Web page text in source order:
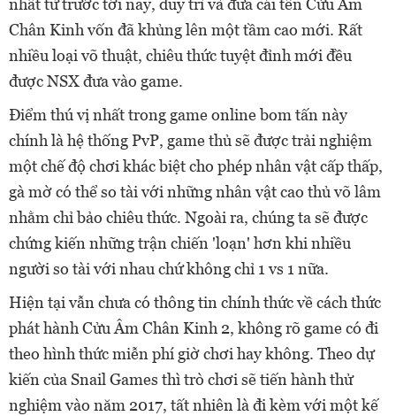
nhất từ trước tới nay, duy trì và đưa cái tên Cửu Âm
Chân Kinh vốn đã khủng lên một tầm cao mới. Rất
nhiều loại võ thuật, chiêu thức tuyệt đỉnh mới đều
được NSX đưa vào game.
Điểm thú vị nhất trong game online bom tấn này
chính là hệ thống PvP, game thủ sẽ được trải nghiệm
một chế độ chơi khác biệt cho phép nhân vật cấp thấp,
gà mờ có thể so tài với những nhân vật cao thủ võ lâm
nhằm chỉ bảo chiêu thức. Ngoài ra, chúng ta sẽ được
chứng kiến những trận chiến 'loạn' hơn khi nhiều
người so tài với nhau chứ không chỉ 1 vs 1 nữa.
Hiện tại vẫn chưa có thông tin chính thức về cách thức
phát hành Cửu Âm Chân Kinh 2, không rõ game có đi
theo hình thức miễn phí giờ chơi hay không. Theo dự
kiến của Snail Games thì trò chơi sẽ tiến hành thử
nghiệm vào năm 2017, tất nhiên là đi kèm với một kế